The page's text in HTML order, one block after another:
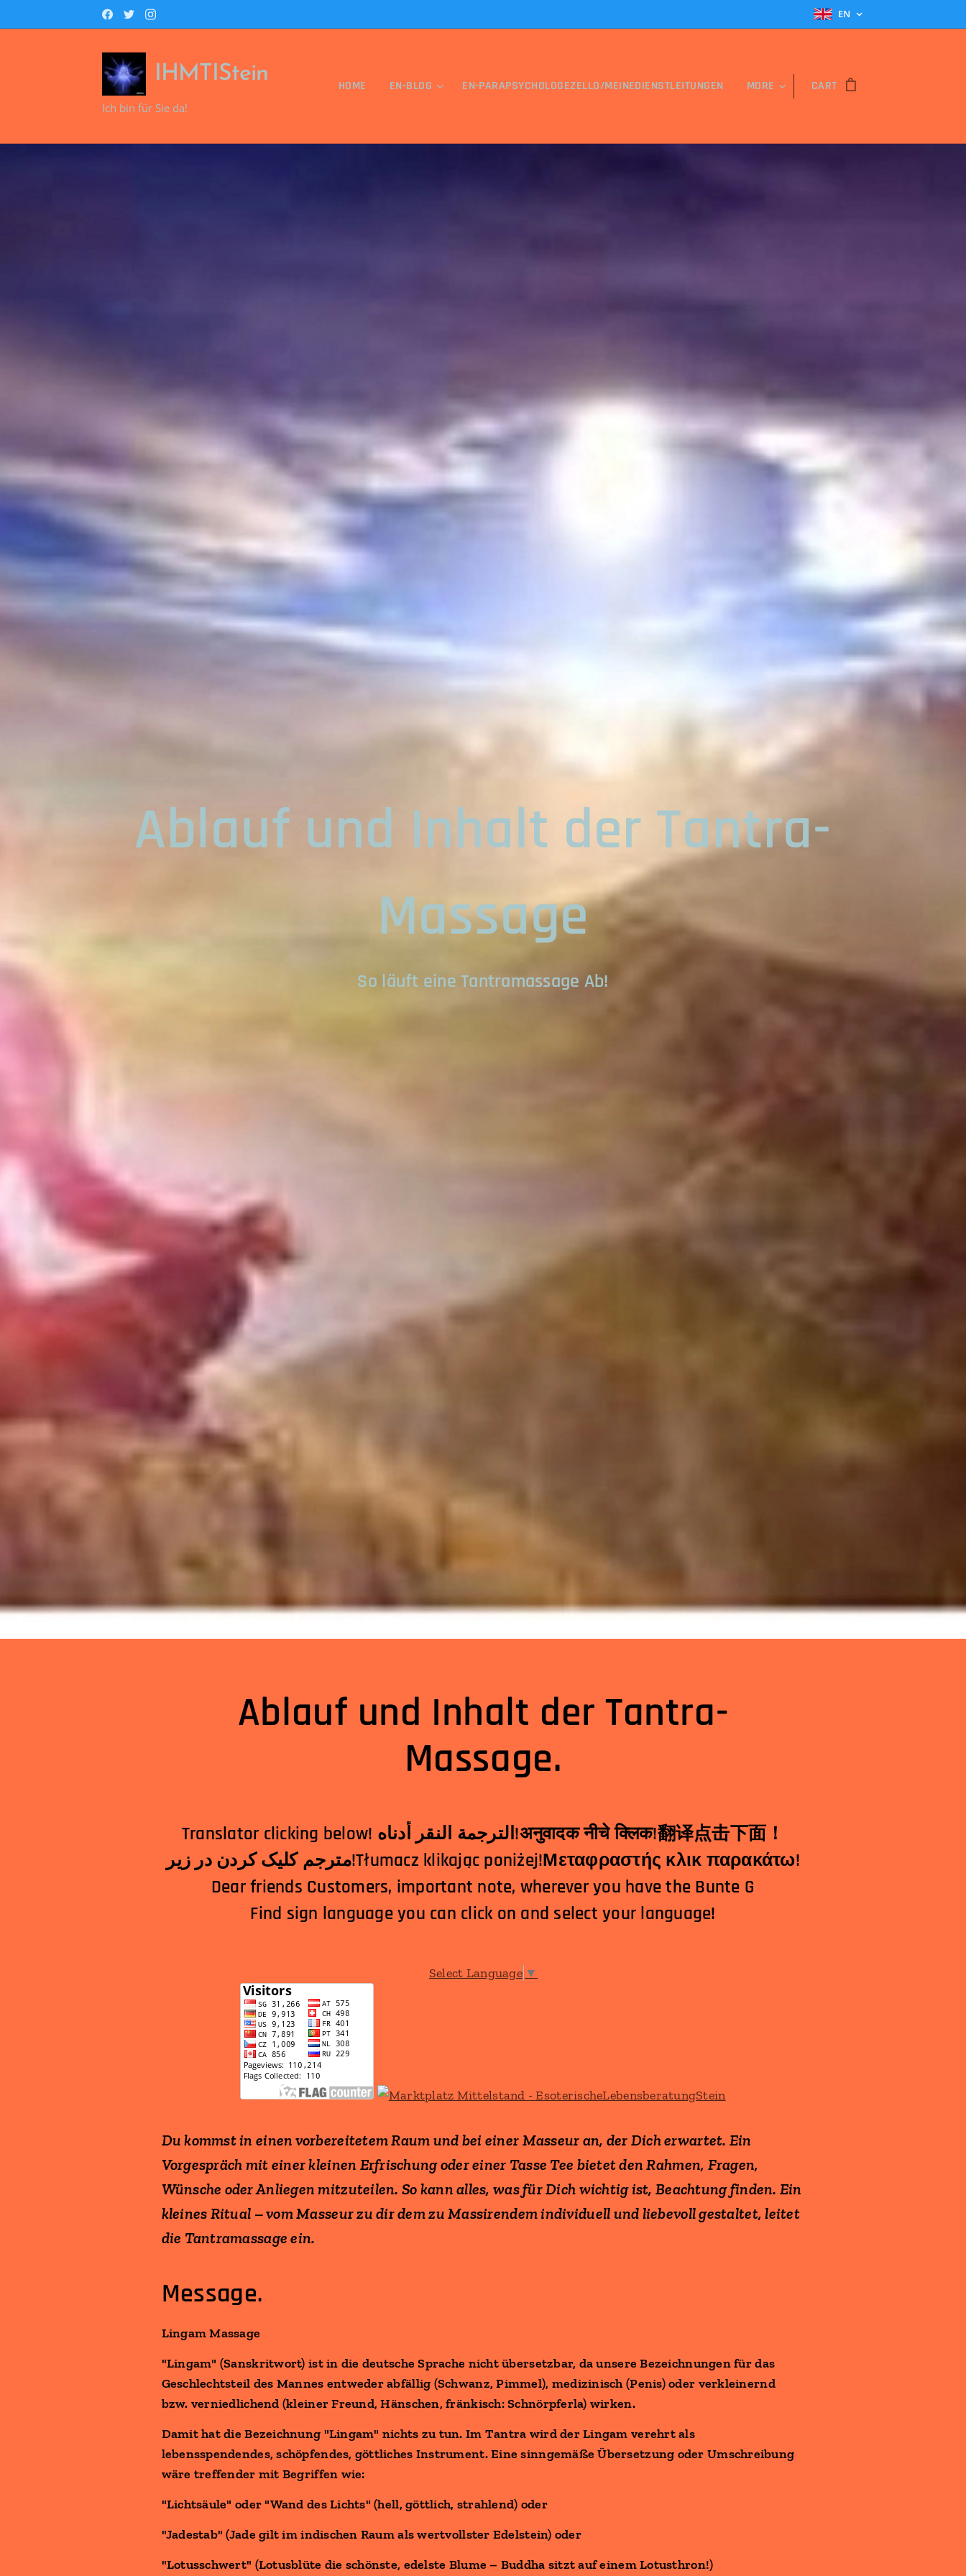
EN
IHMTIStein
Ich bin für Sie da!
HOME EN-BLOG EN-PARAPSYCHOLOGEZELLO/MEINEDIENSTLEITUNGEN MORE CART
Ablauf und Inhalt der Tantra-
Massage
So läuft eine Tantramassage Ab!
Ablauf und Inhalt der Tantra-
Massage.
Translator clicking below! الترجمة النقر أدناه!अनुवादक नीचे क्लिक!翻译点击下面！
مترجم کلیک کردن در زیر!Tłumacz klikając poniżej!Μεταφραστής κλικ παρακάτω!
Dear friends Customers, important note, wherever you have the Bunte G
Find sign language you can click on and select your language!
Select Language ▼
Du kommst in einen vorbereitetem Raum und bei einer Masseur an, der Dich erwartet. Ein
Vorgespräch mit einer kleinen Erfrischung oder einer Tasse Tee bietet den Rahmen, Fragen,
Wünsche oder Anliegen mitzuteilen. So kann alles, was für Dich wichtig ist, Beachtung finden. Ein
kleines Ritual – vom Masseur zu dir dem zu Massirendem individuell und liebevoll gestaltet, leitet
die Tantramassage ein.
Message.
Lingam Massage
"Lingam" (Sanskritwort) ist in die deutsche Sprache nicht übersetzbar, da unsere Bezeichnungen für das
Geschlechtsteil des Mannes entweder abfällig (Schwanz, Pimmel), medizinisch (Penis) oder verkleinernd
bzw. verniedlichend (kleiner Freund, Hänschen, fränkisch: Schnörpferla) wirken.
Damit hat die Bezeichnung "Lingam" nichts zu tun. Im Tantra wird der Lingam verehrt als
lebensspendendes, schöpfendes, göttliches Instrument. Eine sinngemäße Übersetzung oder Umschreibung
wäre treffender mit Begriffen wie:
"Lichtsäule" oder "Wand des Lichts" (hell, göttlich, strahlend) oder
"Jadestab" (Jade gilt im indischen Raum als wertvollster Edelstein) oder
"Lotusschwert" (Lotusblüte die schönste, edelste Blume – Buddha sitzt auf einem Lotusthron!)